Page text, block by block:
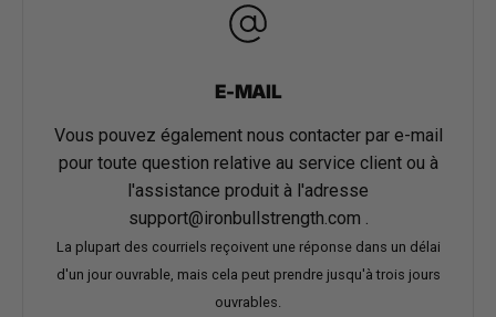
E-MAIL
Vous pouvez également nous contacter par e-mail
pour toute question relative au service client ou à
l'assistance produit à l'adresse
support@ironbullstrength.com .
La plupart des courriels reçoivent une réponse dans un délai
d'un jour ouvrable, mais cela peut prendre jusqu'à trois jours
ouvrables.